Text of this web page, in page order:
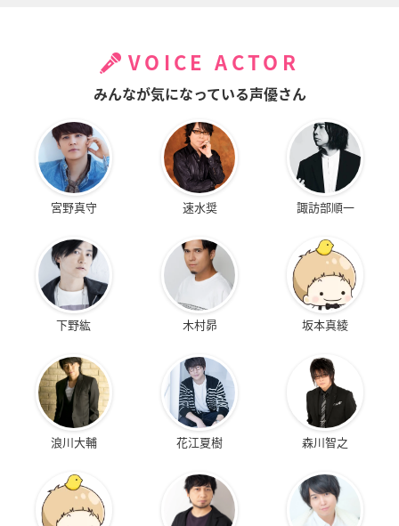
VOICE ACTOR
みんなが気になっている声優さん
宮野真守 速水奨 諏訪部順一
下野紘 木村昴 坂本真綾
浪川大輔 花江夏樹 森川智之